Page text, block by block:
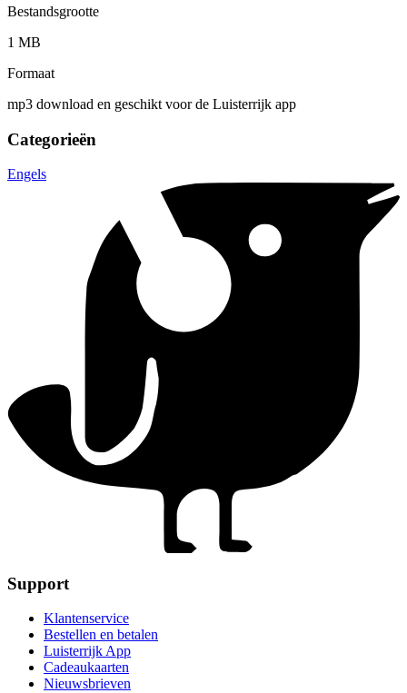
Bestandsgrootte
1 MB
Formaat
mp3 download en geschikt voor de Luisterrijk app
Categorieën
Engels
Support
Klantenservice
Bestellen en betalen
Luisterrijk App
Cadeaukaarten
Nieuwsbrieven